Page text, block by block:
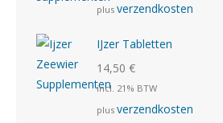
plus verzendkosten
IJzer Tabletten
14,50 €
incl. 21% BTW
plus verzendkosten